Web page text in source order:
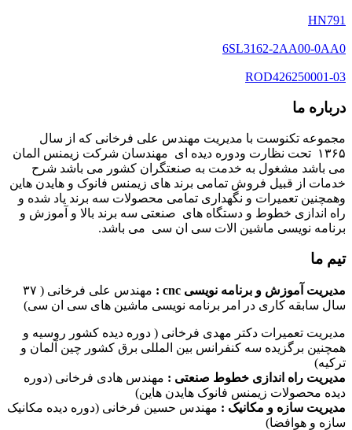
HN791
6SL3162-2AA00-0AA0
ROD426250001-03
درباره ما
مجموعه تکنوست با مدیریت مهندس علی فرخانی که از سال
۱۳۶۵ تحت نظارت ودوره دیده ای مهندسان شرکت زیمنس المان
می باشد مشغول به خدمت به صنعتگران کشور می باشد شرح
خدمات از قبیل فروش تمامی برند های زیمنس فانوک و هایدن هاین
وهمچنین تعمیرات و نگهداری تمامی محصولات سه برند یاد شده و
راه اندازی خطوط و دستگاه های صنعتی سه برند بالا و آموزش و
برنامه نویسی ماشین الات سی ان سی می باشد.
تیم ما
مدیریت آموزش و برنامه نویسی cnc :
مهندس علی فرخانی ( ۳۷
سال سابقه کاری در امر برنامه نویسی ماشین های سی ان سی)
مدیریت تعمیرات دکتر مهدی فرخانی ( دوره دیده کشور روسیه و
همچنین برگزیده سه کنفرانس بین المللی برق کشور چین آلمان و
ترکیه)
مدیریت راه اندازی خطوط صنعتی : مهندس هادی فرخانی (دوره
دیده محصولات زیمنس فانوک هایدن هاین)
مدیریت سازه و مکانیک : مهندس حسین فرخانی (دوره دیده مکانیک
سازه و هوافضا)